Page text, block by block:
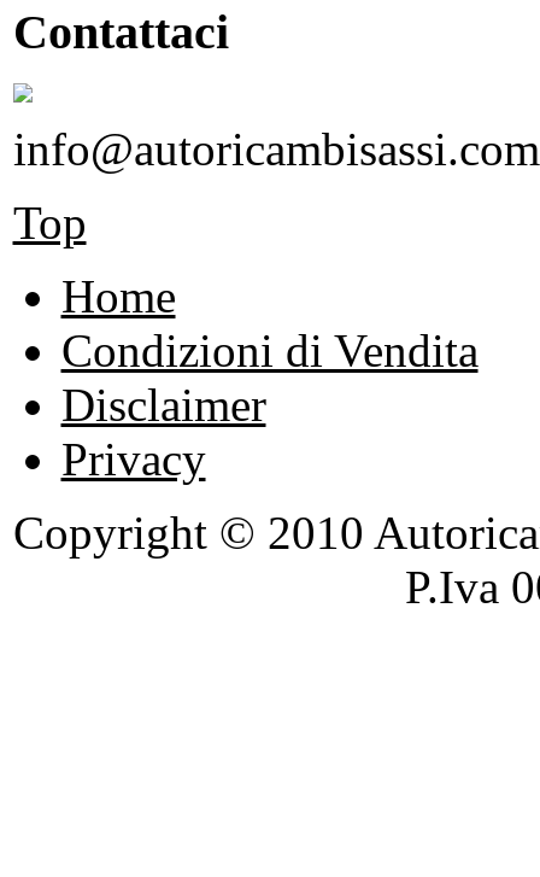
Contattaci
info@autoricambisassi.com
Top
Home
Condizioni di Vendita
Disclaimer
Privacy
Copyright © 2010
P.Iva